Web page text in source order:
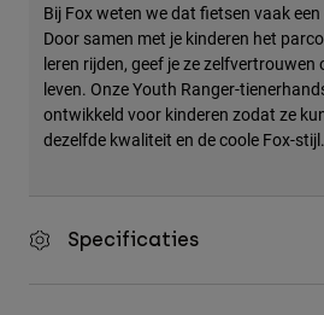
Bij Fox weten we dat fietsen vaak
Door samen met je kinderen het
leren rijden, geef je ze zelfvertrouwen
leven. Onze Youth Ranger-
ontwikkeld voor kinderen zodat ze
dezelfde kwaliteit en de coole Fox-stijl.
Specificaties